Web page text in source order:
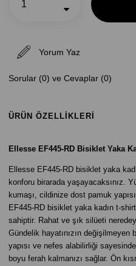
Yorum Yaz
Sorular (0) ve Cevaplar (0)
ÜRÜN ÖZELLIKLERI
Ellesse EF445-RD Bisiklet Yaka
Ellesse EF445-RD bisiklet yaka
konforu birarada yaşayacaksınız.
kumaşı, cildinize dost pamuk
EF445-RD bisiklet yaka kadın t-
sahiptir. Rahat ve şık silüeti
Gündelik hayatınızın
yapısı ve nefes alabilirliği
boyu ferah kalmanızı sağlar. Ön